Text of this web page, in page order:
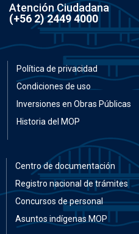
Atención Ciudadana
(+56 2) 2449 4000
Política de privacidad
Condiciones de uso
Inversiones en Obras Públicas
Historia del MOP
Centro de documentación
Registro nacional de trámites
Concursos de personal
Asuntos indígenas MOP